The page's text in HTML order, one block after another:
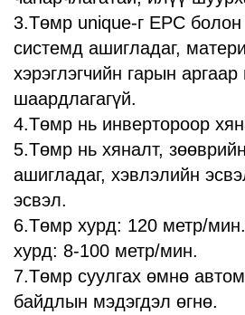
3.Төмр unique-г EPC болон
системд ашигладаг,
хэрэглэгчийн гарын аргаар
шаардлагагүй.
4.Төмр нь инвертороор
5.Төмр нь хяналт,
ашигладаг, хэвлэлийн
эсвэл.
6.Төмр хурд: 120 метр/
хурд: 8-100 метр/мин.
7.Төмр суулгах өмнө
байдлын мэдэгдэл өгнө.